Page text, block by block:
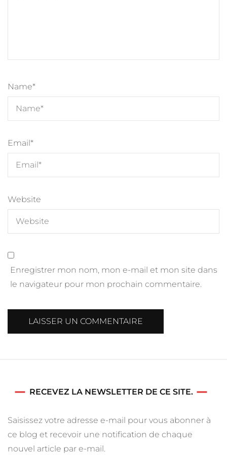
Name*
Email*
Website
Enregistrer mon nom, mon e-mail et mon site dans
le navigateur pour mon prochain commentaire.
RECEVEZ LA NEWSLETTER DE CE SITE.
Saisissez votre adresse e-mail pour vous abonner à
ce blog et recevoir une notification de chaque
nouvel article par e-mail.